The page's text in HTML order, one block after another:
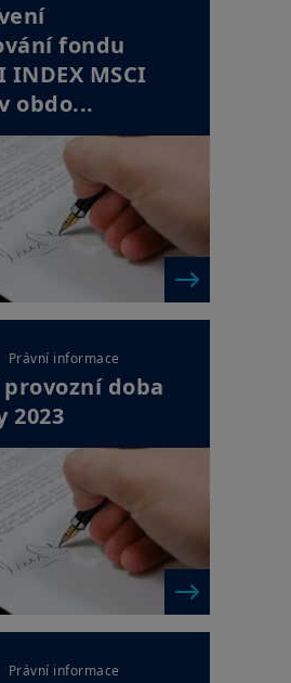
fondu
INDEX MSCI
obdo...
Právní informace
doba
2023
Právní informace